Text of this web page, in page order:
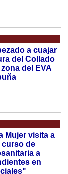
a cuajar
del Collado
del EVA
Mujer visita a
curso de
a
en